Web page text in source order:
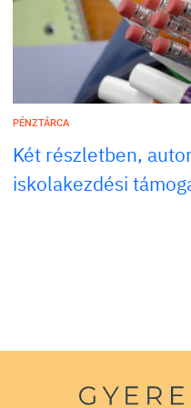
PÉNZTÁRCA
Két részletben,
iskolakezdési